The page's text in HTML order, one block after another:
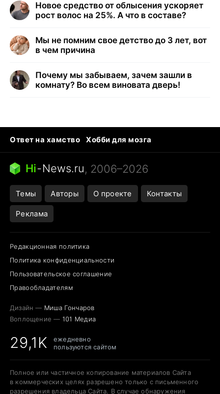
Новое средство от облысения ускоряет
рост волос на 25%. А что в составе?
Мы не помним свое детство до 3 лет, вот
в чем причина
Почему мы забываем, зачем зашли в
комнату? Во всем виновата дверь!
Ответ на хамство
Хобби для мозга
Бензин 100 и 95
Тунцы в океанариуме
Следующая пандемия
Hi-News.ru, 2006–2026
Темы Авторы О проекте Контакты
Реклама
Редакционная политика
Политика конфиденциальности
Пользовательское соглашение
Правообладателям
Дизайн — Миша Гончаров
Воплощение — 101 Медиа
29,1K
ежедневно
пользуются сайтом
Полное или частичное копирование материалов Сайта
в коммерческих целях разрешено только с письменного
разрешения владельца Сайта. В случае обнаружения